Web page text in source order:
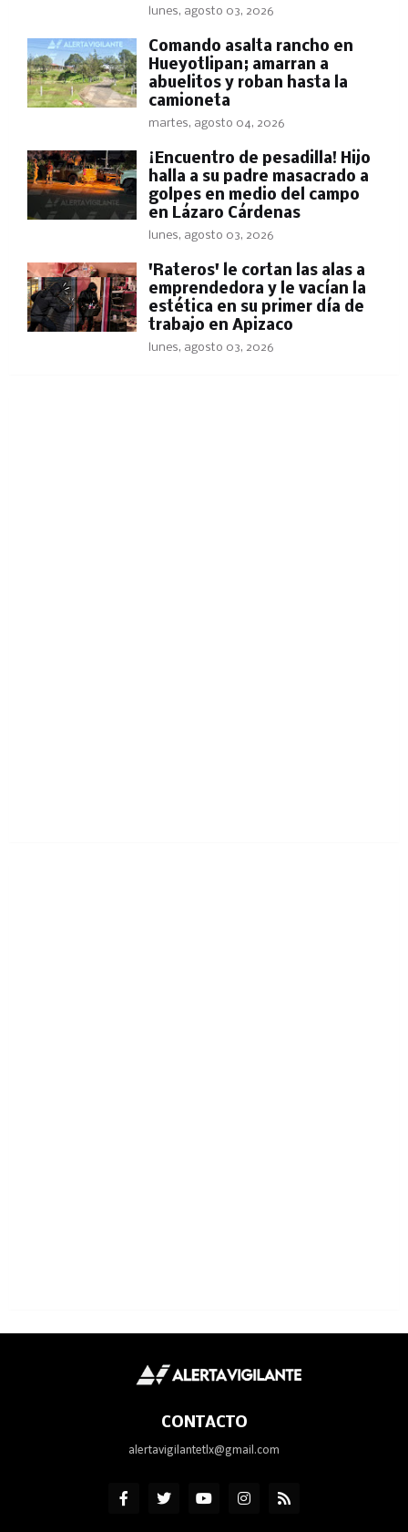
lunes, agosto 03, 2026
Comando asalta rancho en
Hueyotlipan; amarran a
abuelitos y roban hasta la
camioneta
martes, agosto 04, 2026
​¡Encuentro de pesadilla! Hijo
halla a su padre masacrado a
golpes en medio del campo
en Lázaro Cárdenas
lunes, agosto 03, 2026
'Rateros' le cortan las alas a
emprendedora y le vacían la
estética en su primer día de
trabajo en Apizaco
lunes, agosto 03, 2026
CONTACTO
alertavigilantetlx@gmail.com